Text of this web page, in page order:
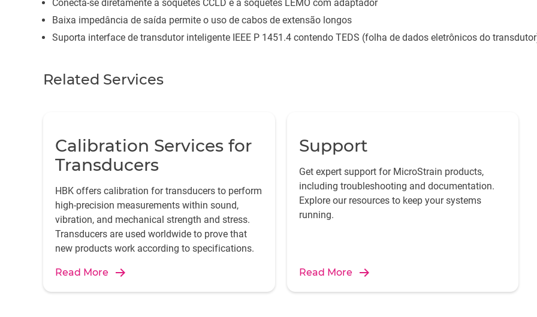
Conecta-se diretamente a soquetes CCLD e a soquetes LEMO com adaptador
Baixa impedância de saída permite o uso de cabos de extensão longos
Suporta interface de transdutor inteligente IEEE P 1451.4 contendo TEDS (folha de dados eletrônicos do
Related Services
Calibration Services for
Transducers
HBK offers calibration for transducers to perform
high-precision measurements within sound,
vibration, and mechanical strength and stress.
Transducers are used worldwide to prove that
new products work according to specifications.
Read More
Support
Get expert support for MicroStrain products,
including troubleshooting and documentation.
Explore our resources to keep your systems
running.
Read More